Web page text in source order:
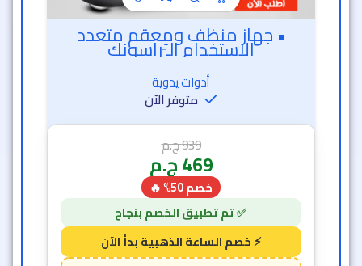
• جهاز منظف ومعقم متعدد
الاستخدام التراسونك
أدوات يدوية
متوفر الآن
939ج.م
469ج.م
خصم 50% 🔥